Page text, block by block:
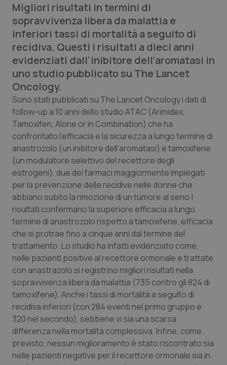
Lettere al direttore
Edizioni Regionali
QS Pro
Professionisti Sanitari.AI
Abruzzo
Basilicata
Calabria
Campania
Emilia-Romagna
Friuli Venezia Giulia
Lazio
Liguria
Lombardia
Marche
QS Pro Gold
Artrite & artrosi
Asma & BPCO
Car-T
Colesterolo & coronaropatie
Dermatite Atopica
Diabete & glucometri
Disturbi dell’umore
Dolore
Donna & Salute
QS Club Newsletter
Migliori risultati in termini di
sopravvivenza libera da malattia e
inferiori tassi di mortalità a seguito di
recidiva. Questi i risultati a dieci anni
evidenziati dall’inibitore dell’aromatasi in
uno studio pubblicato su The Lancet
Oncology.
Sono stati pubblicati su The Lancet Oncology i dati di
follow-up a 10 anni dello studio ATAC (Arimidex,
Tamoxifen, Alone or in Combination) che ha
confrontato l’efficacia e la sicurezza a lungo termine di
anastrozolo (un inibitore dell’aromatasi) e tamoxifene
(un modulatore selettivo del recettore degli
estrogeni), due dei farmaci maggiormente impiegati
per la prevenzione delle recidive nelle donne che
abbiano subito la rimozione di un tumore al seno.I
risultati confermano la superiore efficacia a lungo
termine di anastrozolo rispetto a tamoxifene, efficacia
che si protrae fino a cinque anni dal termine del
trattamento. Lo studio ha infatti evidenziato come,
nelle pazienti positive al recettore ormonale e trattate
con anastrazolo si registrino migliori risultati nella
sopravvivenza libera da malattia (735 contro gli 824 di
tamoxifene). Anche i tassi di mortalità a seguito di
recidiva inferiori (con 284 eventi nel primo gruppo e
320 nel secondo), sebbene vi sia una scarsa
differenza nella mortalità complessiva. Infine, come
previsto, nessun miglioramento è stato riscontrato sia
nelle pazienti negative per il recettore ormonale sia in